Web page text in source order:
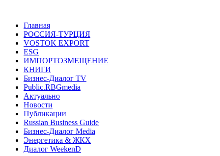
Главная
РОССИЯ-ТУРЦИЯ
VOSTOK EXPORT
ESG
ИМПОРТОЗМЕЩЕНИЕ
КНИГИ
Бизнес-Диалог TV
Public.RBGmedia
Актуально
Новости
Публикации
Russian Business Guide
Бизнес-Диалог Media
Энергетика & ЖКХ
Диалог WeekenD